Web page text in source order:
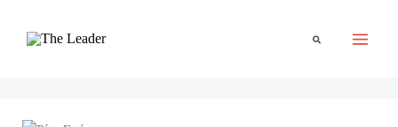
Αναζήτηση